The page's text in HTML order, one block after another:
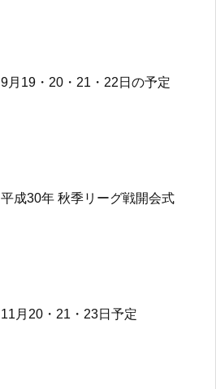
9月19・20・21・22日の予定
平成30年 秋季リーグ戦開会式
11月20・21・23日予定